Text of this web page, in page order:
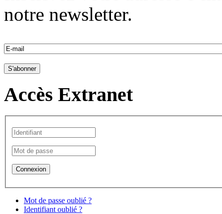
notre newsletter.
Accès Extranet
Mot de passe oublié ?
Identifiant oublié ?